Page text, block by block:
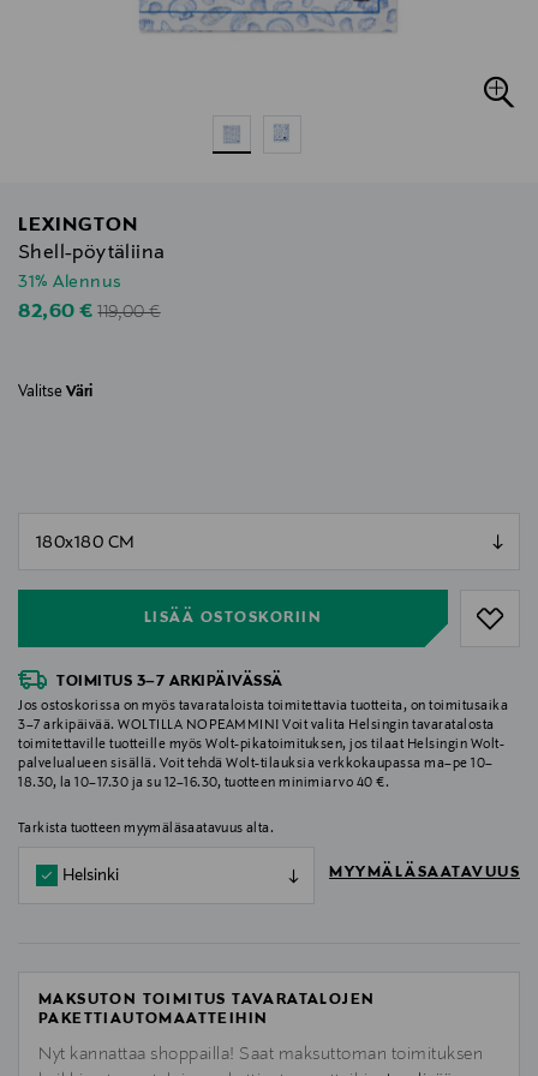
LEXINGTON
Shell-pöytäliina
31% Alennus
Discounted Price
82,60 €Original Price
119,00 €
Valitse Väri
LISÄÄ OSTOSKORIIN
TOIMITUS 3–7 ARKIPÄIVÄSSÄ
Jos ostoskorissa on myös tavarataloista toimitettavia tuotteita, on toimitusaika
3–7 arkipäivää. WOLTILLA NOPEAMMIN! Voit valita Helsingin tavaratalosta
toimitettaville tuotteille myös Wolt-pikatoimituksen, jos tilaat Helsingin Wolt-
palvelualueen sisällä. Voit tehdä Wolt-tilauksia verkkokaupassa ma–pe 10–
18.30, la 10–17.30 ja su 12–16.30, tuotteen minimiarvo 40 €.
Tarkista tuotteen myymäläsaatavuus alta.
Helsinki MYYMÄLÄSAATAVUUS
MAKSUTON TOIMITUS TAVARATALOJEN
PAKETTIAUTOMAATTEIHIN
Nyt kannattaa shoppailla! Saat maksuttoman toimituksen